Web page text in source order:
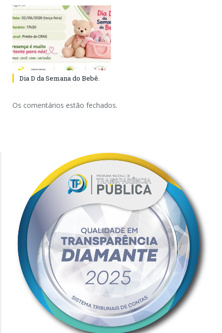
Dia D da Semana do Bebê.
Os comentários estão fechados.